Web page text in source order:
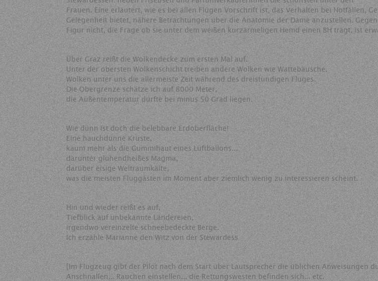
Frauen. Eine erläutert, wie es bei allen Flügen Vorschrift ist, das Verhalten bei Notfällen,
Gelegenheit bietet, nähere Betrachtungen über die Anatomie der Dame anzustellen.
Figur nicht, die Frage ob sie unter dem weißen kurzärmeligen Hemd einen BH trägt, ist
Über Graz reißt die Wolkendecke zum ersten Mal auf.
Unter der obersten Wolkenschicht treiben andere Wolken wie Wattebäusche.
Wolken unter uns die allermeiste Zeit während des dreistündigen Fluges.
Die Obergrenze schätze ich auf 8000 Meter,
die Außentemperatur dürfte bei minus 50 Grad liegen.
Wie dünn ist doch die belebbare Erdoberfläche!
Eine hauchdünne Kruste,
kaum mehr als die Gummihaut eines Luftballons...
darunter glühendheißes Magma,
darüber eisige Weltraumkälte,
was die meisten Fluggästen im Moment aber ziemlich wenig zu interessieren scheint.
Hin und wieder reißt es auf,
Tiefblick auf unbekannte Ländereien,
irgendwo vereinzelte schneebedeckte Berge.
Ich erzähle Marianne den Witz von der Stewardess
[Im Flugzeug gibt der Pilot nach dem Start über Lautsprecher die üblichen Anweisungen
Anschnallen... Rauchen einstellen... die Rettungswesten befinden sich... etc.